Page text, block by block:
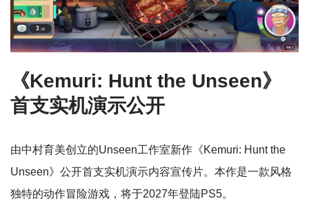
《Kemuri: Hunt the Unseen》
首支实机演示公开
由中村育美创立的Unseen工作室新作《Kemuri: Hunt the
Unseen》公开首支实机演示内容宣传片。本作是一款风格
独特的动作冒险游戏，将于2027年登陆PS5。